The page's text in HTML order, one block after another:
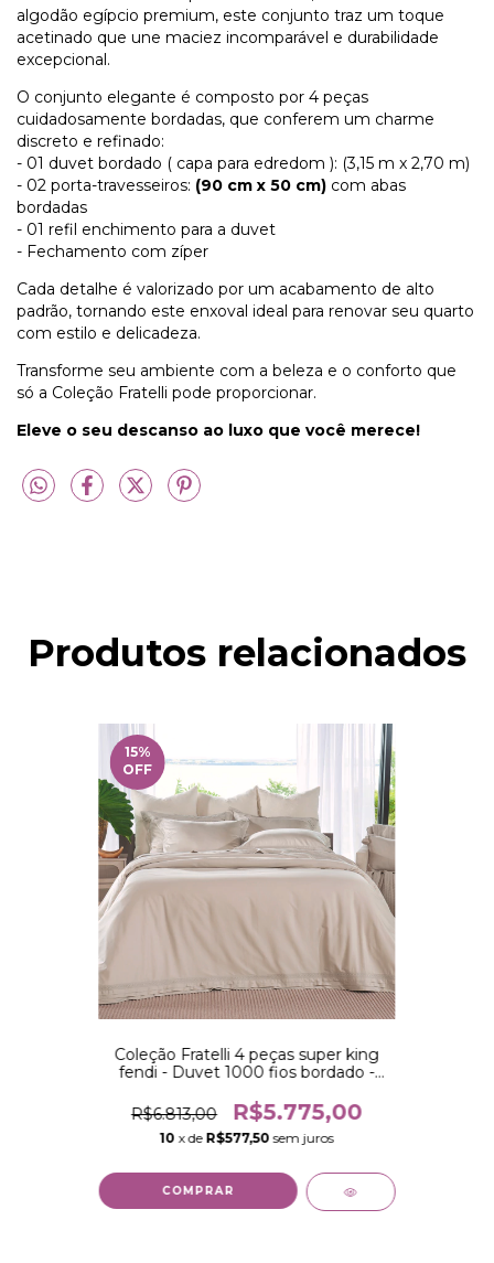
algodão egípcio premium, este conjunto traz um toque
acetinado que une maciez incomparável e durabilidade
excepcional.
O conjunto elegante é composto por 4 peças
cuidadosamente bordadas, que conferem um charme
discreto e refinado:
- 01 duvet bordado ( capa para edredom ): (3,15 m x 2,70 m)
- 02 porta-travesseiros: (90 cm x 50 cm) com abas
bordadas
- 01 refil enchimento para a duvet
- Fechamento com zíper
Cada detalhe é valorizado por um acabamento de alto
padrão, tornando este enxoval ideal para renovar seu quarto
com estilo e delicadeza.
Transforme seu ambiente com a beleza e o conforto que
só a Coleção Fratelli pode proporcionar.
Eleve o seu descanso ao luxo que você merece!
Produtos relacionados
15%
OFF
Coleção Fratelli 4 peças super king
fendi - Duvet 1000 fios bordado -
algodão - Capa para edredom
R$6.813,00 R$5.775,00
10 x de R$577,50 sem juros
COMPRAR